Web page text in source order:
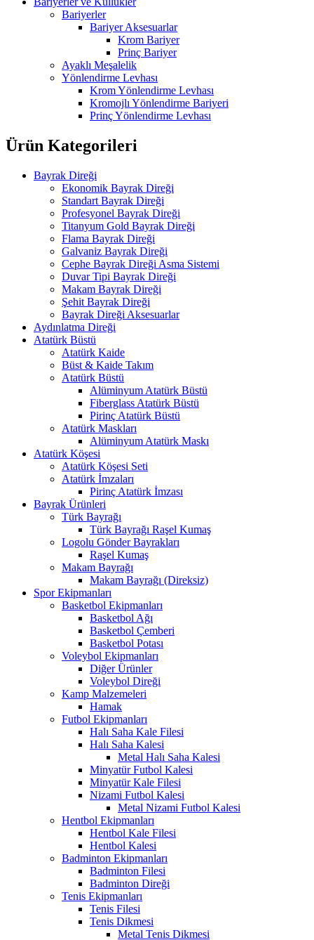
Bariyerler
Bariyer Aksesuarlar
Krom Bariyer
Prinç Bariyer
Ayaklı Meşalelik
Yönlendirme Levhası
Krom Yönlendirme Levhası
Kromojlı Yönlendirme Bariyeri
Prinç Yönlendirme Levhası
Ürün Kategorileri
Bayrak Direği
Ekonomik Bayrak Direği
Standart Bayrak Direği
Profesyonel Bayrak Direği
Titanyum Gold Bayrak Direği
Flama Bayrak Direği
Galvaniz Bayrak Direği
Cephe Bayrak Direği Asma Sistemi
Duvar Tipi Bayrak Direği
Makam Bayrak Direği
Şehit Bayrak Direği
Bayrak Direği Aksesuarlar
Aydınlatma Direği
Atatürk Büstü
Atatürk Kaide
Büst & Kaide Takım
Atatürk Büstü
Alüminyum Atatürk Büstü
Fiberglass Atatürk Büstü
Pirinç Atatürk Büstü
Atatürk Maskları
Alüminyum Atatürk Maskı
Atatürk Köşesi
Atatürk Köşesi Seti
Atatürk İmzaları
Pirinç Atatürk İmzası
Bayrak Ürünleri
Türk Bayrağı
Türk Bayrağı Raşel Kumaş
Logolu Gönder Bayrakları
Raşel Kumaş
Makam Bayrağı
Makam Bayrağı (Direksiz)
Spor Ekipmanları
Basketbol Ekipmanları
Basketbol Ağı
Basketbol Çemberi
Basketbol Potası
Voleybol Ekipmanları
Diğer Ürünler
Voleybol Direği
Kamp Malzemeleri
Hamak
Futbol Ekipmanları
Halı Saha Kale Filesi
Halı Saha Kalesi
Metal Halı Saha Kalesi
Minyatür Futbol Kalesi
Minyatür Kale Filesi
Nizami Futbol Kalesi
Metal Nizami Futbol Kalesi
Hentbol Ekipmanları
Hentbol Kale Filesi
Hentbol Kalesi
Badminton Ekipmanları
Badminton Filesi
Badminton Direği
Tenis Ekipmanları
Tenis Filesi
Tenis Dikmesi
Metal Tenis Dikmesi